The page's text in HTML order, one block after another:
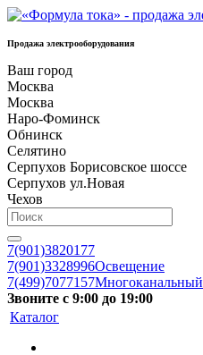
Продажа электрооборудования
Ваш город
Москва
Москва
Наро-Фоминск
Обнинск
Селятино
Серпухов Борисовское шоссе
Серпухов ул.Новая
Чехов
7(901)3820177
7(901)3328996Освещение
7(499)7077157Многоканальный
Звоните с 9:00 до 19:00
Каталог